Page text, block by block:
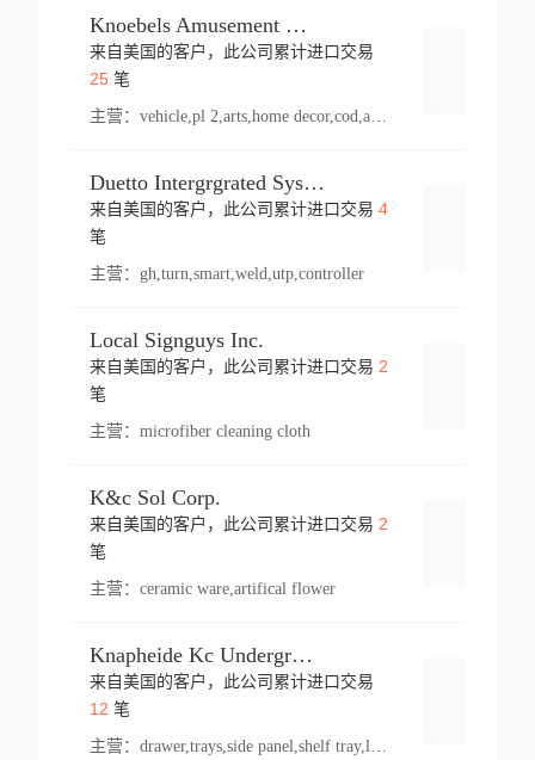
Knoebels Amusement Resort
来自美国的客户，此公司累计进口交易
25笔
主营： vehicle,pl 2,arts,home decor,cod,amusement ride,sea
Duetto Intergrgrated Systems Inc.
来自美国的客户，此公司累计进口交易 4
笔
主营： gh,turn,smart,weld,utp,controller
Local Signguys Inc.
来自美国的客户，此公司累计进口交易 2
笔
主营： microfiber cleaning cloth
K&c Sol Corp.
来自美国的客户，此公司累计进口交易 2
笔
主营： ceramic ware,artifical flower
Knapheide Kc Underground
来自美国的客户，此公司累计进口交易
12 笔
主营：